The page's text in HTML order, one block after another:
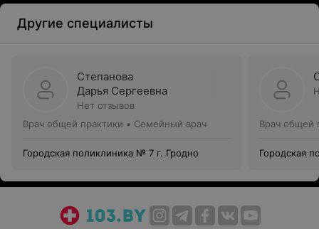
Другие специалисты
Степанова
Дарья Сергеевна
Нет отзывов
Врач общей практики • Семейный врач
Городская поликлиника № 7 г. Гродно
Врач общей
Городская